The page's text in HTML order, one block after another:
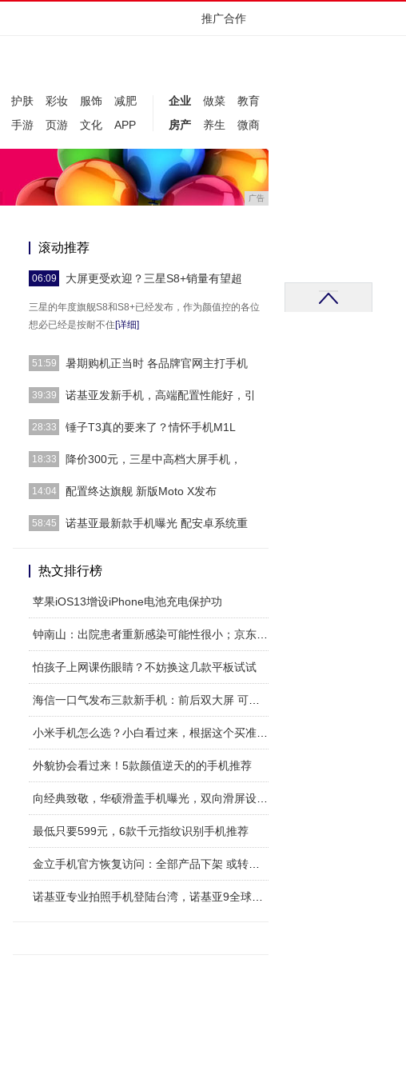
推广合作
护肤 彩妆 服饰
减肥
手游 页游 文化 APP
企业 做菜
教育
房产
养生 微商
广告
滚动推荐
06:09 大屏更受欢迎？三星S8+销量有望超
三星的年度旗舰S8和S8+已经发布，作为颜值控的各位
想必已经是按耐不住 [详细]
51:59 暑期购机正当时 各品牌官网主打手机
| 责编：庞超现在暑期已经过半，马上就将要迎来新的学
39:39 诺基亚发新手机，高端配置性能好，引
高端配置性能好，引来众消费者目光诺基亚手机曾经在手
28:33 锤子T3真的要来了？情怀手机M1L
这个月手机行业非常热闹，除了月初的MWC2017世界移
18:33 降价300元，三星中高档大屏手机，
由于小米、荣耀等国产手机的崛起，如今的手机市场高品
14:04 配置终达旗舰 新版Moto X发布
摩托罗拉今日在IFA展会上发布了新款Moto X、Moto G手
58:45 诺基亚最新款手机曝光 配安卓系统重
愧的王者，但是随着
热文排行榜
苹果iOS13增设iPhone电池充电保护功
怕孩子上网课伤眼睛？不妨换这几款平板试试
外貌协会看过来！5款颜值逆天的的手机推荐
最低只要599元，6款千元指纹识别手机推荐